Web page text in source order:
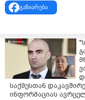
„ქართული ოცნების“
დაუპირისპირდნენ
გაზიარება
საქმესთან
ინფორმაციას